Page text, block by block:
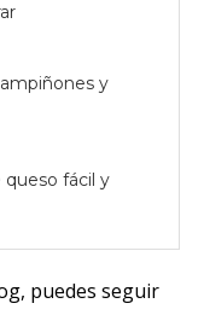
y
queso fácil y
puedes seguir